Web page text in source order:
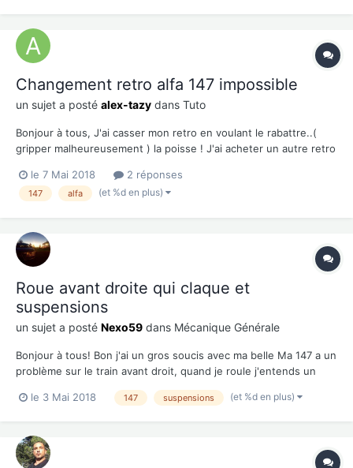
Changement retro alfa 147 impossible
un sujet a posté alex-tazy dans Tuto
Bonjour à tous, J'ai casser mon retro en voulant le rabattre..(
gripper malheureusement ) la poisse ! J'ai acheter un autre retro
j'ai démonter mais les les encoches bloque à l'intérieur
quelqu'un a une technique ? Merci!...
le 7 Mai 2018 2 réponses
147 alfa (et %d en plus)
Roue avant droite qui claque et
suspensions
un sujet a posté Nexo59 dans Mécanique Générale
Bonjour à tous! Bon j'ai un gros soucis avec ma belle Ma 147 a un
problème sur le train avant droit, quand je roule j'entends un
quand même le roulement? Et de plus, lorsque je descend une
le 3 Mai 2018 147 suspensions (et %d en plus)